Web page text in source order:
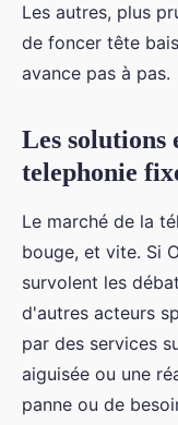
Les autres, plus
de foncer tête
avance pas à pas.
Les solutions
telephonie
Le marché de la
bouge, et vite. Si
survolent les
d'autres acteurs
par des services
aiguisée ou une
panne ou de